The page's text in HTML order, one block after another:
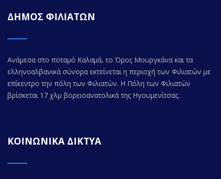
ΔΗΜΟΣ ΦΙΛΙΑΤΩΝ
Ανάμεσα στο ποταμό Καλαμά, το Όρος Μουργκάνα και τα
ελληνοαλβανικά σύνορα εκτείνεται η περιοχή των Φιλιατών με
επίκεντρο την πόλη των Φιλιατών. Η Πόλη των Φιλιατών
βρίσκεται 17 χλμ βορειοανατολικά της Ηγουμενίτσας.
ΚΟΙΝΩΝΙΚΑ ΔΙΚΤΥΑ